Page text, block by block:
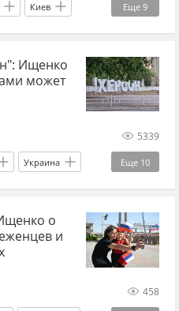
Еще 9
Киев
население
Ищенко
может
5339
Еще 10
Украина
хозяйство
о
и
458